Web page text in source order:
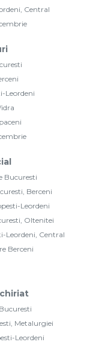
Central
Leordeni
Bucuresti
Berceni
Leordeni
Oltenitei
Leordeni, Central
Berceni
Metalurgiei
Leordeni